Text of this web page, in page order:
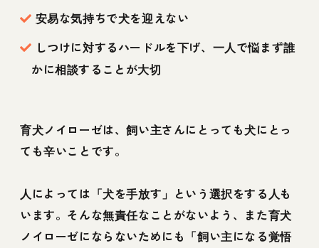
安易な気持ちで犬を迎えない
しつけに対するハードルを下げ、一人で悩まず誰
かに相談することが大切
育犬ノイローゼは、飼い主さんにとっても犬にとっ
ても辛いことです。
人によっては「犬を手放す」という選択をする人も
います。そんな無責任なことがないよう、また育犬
ノイローゼにならないためにも「飼い主になる覚悟